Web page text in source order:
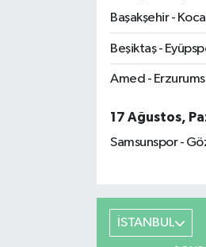
Başakşehir -
Beşiktaş -
Amed -
17 Ağustos,
Samsunspor -
İSTANBUL